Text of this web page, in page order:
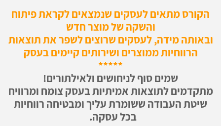
הקורס מתאים לעסקים שנמצאים לקראת פיתוח
והשקה של מוצר חדש
ובאותה מידה, לעסקים שרוצים לשפר את תוצאות
הרווחיות ממוצרים ושירותים קיימים בעסק
*****
שמים סוף לניחושים ולאילתורים!
מתקדמים לתוצאות אמיתיות בעסק צומח ומרוויח
שיטת העבודה ששומרת עליך ומבטיחה רווחיות
בכל עסקה.